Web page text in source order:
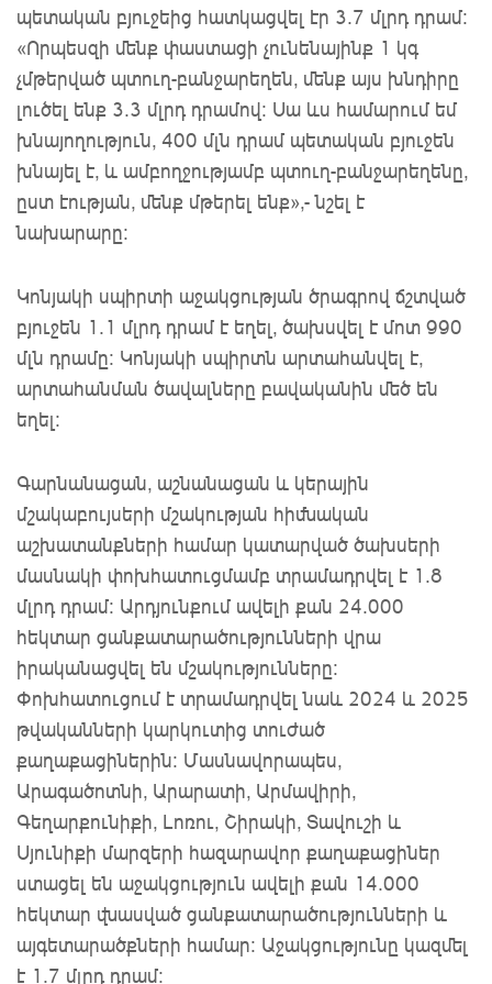
պետական բյուջեից հատկացվել էր 3.7 մլրդ դրամ:
«Որպեսզի մենք փաստացի չունենայինք 1 կգ
չմթերված պտուղ-բանջարեղեն, մենք այս խնդիրը
լուծել ենք 3.3 մլրդ դրամով: Սա ևս համարում եմ
խնայողություն, 400 մլն դրամ պետական բյուջեն
խնայել է, և ամբողջությամբ պտուղ-բանջարեղենը,
ըստ էության, մենք մթերել ենք»,- նշել է
նախարարը:
Կոնյակի սպիրտի աջակցության ծրագրով ճշտված
բյուջեն 1.1 մլրդ դրամ է եղել, ծախսվել է մոտ 990
մլն դրամը: Կոնյակի սպիրտն արտահանվել է,
արտահանման ծավալները բավականին մեծ են
եղել:
Գարնանացան, աշնանացան և կերային
մշակաբույսերի մշակության հիմնական
աշխատանքների համար կատարված ծախսերի
մասնակի փոխհատուցմամբ տրամադրվել է 1.8
մլրդ դրամ: Արդյունքում ավելի քան 24.000
հեկտար ցանքատարածությունների վրա
իրականացվել են մշակությունները:
Փոխհատուցում է տրամադրվել նաև 2024 և 2025
թվականների կարկուտից տուժած
քաղաքացիներին: Մասնավորապես,
Արագածոտնի, Արարատի, Արմավիրի,
Գեղարքունիքի, Լոռու, Շիրակի, Տավուշի և
Սյունիքի մարզերի հազարավոր քաղաքացիներ
ստացել են աջակցություն ավելի քան 14.000
հեկտար վնասված ցանքատարածությունների և
այգետարածքների համար: Աջակցությունը կազմել
է 1.7 մլրդ դրամ: